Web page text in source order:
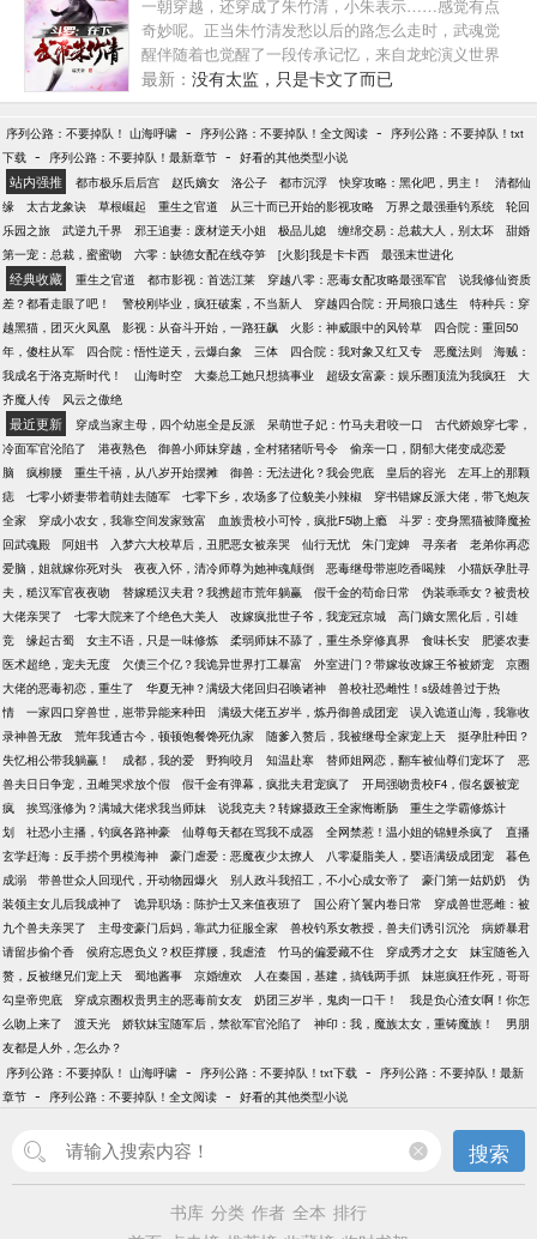
什么多年后再次复合？” 陆先生侧头看着陆太太，温柔
缱绻：“因为.....此之后都是她。” 【关于溺爱】 复婚后
不久，陆太太勾着陆先生的脖子，一脸委屈状：“他们
说当初是我抢了大堂姐的婚事，还说你当年是因为有
了孩子才跟我结婚的！” 陆先生在她脸上亲了口：“心
肝儿，乖，别听他们乱说。” 次日，捏造谣言的媒体一
夜间消失无踪。 【读书指南】 小三之类乱七八糟生
物，有萌宝。 勿与现实中任何人物场景对号入座。 喜
请绕道，勿喷。 。 简介无能，请移步正文，喜欢请加
入收藏，么么哒！ 友情推荐：系列文【早安，顾太
太】，【你好，南先生】
元郎是她指点天下的笔。威武高大的战神将军是她所
向披靡的刀。??终于，大权在握，君临天下。她生来
尊贵，从不是任何人的配角。???女帝文，爽文，有感
情线，有孩子，但男的都没有名分。
一朝穿越，还穿成了朱竹清，小朱表示……感觉有点
奇妙呢。正当朱竹清发愁以后的路怎么走时，武魂觉
醒伴随着也觉醒了一段传承记忆，来自龙蛇演义世界
里的武道宗师唐紫尘的传承记忆。朱竹清：“这还修什
么魂师等级，练国术！争取以后让人也叫咱一声朱无
敌”……多年以后，天使神千仞雪，罗刹神比比东，修
罗神唐三三神混战时，混入了一个凡人女。朱竹清态
度和善，举止有礼貌，拱手向三人行礼：“站在你们面
前的是新国度大明帝国女帝，武帝阁阁主，唐紫尘的
唐门门主，形意拳传人，武道宗师朱竹清朱无敌是
也，我只想把你们打死，或者被你们打死！”三
神：“？？？”【不站唐三，也不站武魂殿】【不刻意针
对原着人物】【主角一心只有武道，伴侣可能有】
【另外私设很多！】
最新： 没有太监，只是卡文了而已
序列公路：不要掉队！ 山海呼啸 - 序列公路：不要掉队！全文阅读 -
序列公路：不要掉队！txt
下载 - 序列公路：不要掉队！最新章节 - 好看的其他类型小说
站内强推 都市极乐后后宫 赵氏嫡女 洛公子 都市沉浮 快穿攻略：黑化吧，男主！
清都仙
缘
太古龙象诀 草根崛起 重生之官道 从三十而已开始的影视攻略 万界之最强垂钓系统
轮回
乐园之旅
武逆九千界 邪王追妻：废材逆天小姐 极品儿媳 缠绵交易：总裁大人，别太坏
甜婚
第一宠：总裁，蜜蜜吻
六零：缺德女配在线夺笋 [火影]我是卡卡西 最强末世进化
经典收藏 重生之官道 都市影视：首选江莱 穿越八零：恶毒女配攻略最强军官
说我修仙资质
差？都看走眼了吧！
警校刚毕业，疯狂破案，不当新人 穿越四合院：开局狼口逃生
特种兵：穿
越黑猫，团灭火凤凰
影视：从奋斗开始，一路狂飙 火影：神威眼中的风铃草
四合院：重回50
年，傻柱从军
四合院：悟性逆天，云爆白象 三体 四合院：我对象又红又专 恶魔法则
海贼：
我成名于洛克斯时代！
山海时空 大秦总工她只想搞事业 超级女富豪：娱乐圈顶流为我疯狂
大
齐魔人传
风云之傲绝
最近更新 穿成当家主母，四个幼崽全是反派 呆萌世子妃：竹马夫君咬一口
古代娇娘穿七零，
冷面军官沦陷了
港夜熟色 御兽小师妹穿越，全村猪猪听号令
偷亲一口，阴郁大佬变成恋爱
脑
疯柳腰 重生千禧，从八岁开始摆摊 御兽：无法进化？我会兜底 皇后的容光
左耳上的那颗
痣
七零小娇妻带着萌娃去随军 七零下乡，农场多了位貌美小辣椒
穿书错嫁反派大佬，带飞炮灰
全家
穿成小农女，我靠空间发家致富 血族贵校小可怜，疯批F5吻上瘾
斗罗：变身黑猫被降魔捡
回武魂殿
阿姐书 入梦六大校草后，丑肥恶女被亲哭 仙行无忧 朱门宠婢 寻亲者
老弟你再恋
爱脑，姐就嫁你死对头
夜夜入怀，清冷师尊为她神魂颠倒 恶毒继母带崽吃香喝辣
小猫妖孕肚寻
夫，糙汉军官夜夜吻
替嫁糙汉夫君？我携超市荒年躺赢 假千金的苟命日常
伪装乖乖女？被贵校
大佬亲哭了
七零大院来了个绝色大美人 改嫁疯批世子爷，我宠冠京城
高门嫡女黑化后，引雄
竞
缘起古蜀 女主不语，只是一味修炼 柔弱师妹不舔了，重生杀穿修真界 食味长安
肥婆农妻
医术超绝，宠夫无度
欠债三个亿？我诡异世界打工暴富 外室进门？带嫁妆改嫁王爷被娇宠
京圈
大佬的恶毒初恋，重生了
华夏无神？满级大佬回归召唤诸神
兽校社恐雌性！s级雄兽过于热
情
一家四口穿兽世，崽带异能来种田 满级大佬五岁半，炼丹御兽成团宠
误入诡道山海，我靠收
录神兽无敌
荒年我通古今，顿顿饱餐馋死仇家 随爹入赘后，我被继母全家宠上天
挺孕肚种田？
失忆相公带我躺赢！
成都，我的爱 野狗咬月 知温赴寒 替师姐网恋，翻车被仙尊们宠坏了
恶
兽夫日日争宠，丑雌哭求放个假
假千金有弹幕，疯批夫君宠疯了
开局强吻贵校F4，假名媛被宠
疯
挨骂涨修为？满城大佬求我当师妹 说我克夫？转嫁摄政王全家悔断肠
重生之学霸修炼计
划
社恐小主播，钓疯各路神豪 仙尊每天都在骂我不成器 全网禁惹！温小姐的锦鲤杀疯了
直播
玄学赶海：反手捞个男模海神
豪门虐爱：恶魔夜少太撩人 八零凝脂美人，婴语满级成团宠
暮色
成溺
带兽世众人回现代，开动物园爆火 别人政斗我招工，不小心成女帝了 豪门第一姑奶奶
伪
装领主女儿后我成神了
诡异职场：陈护士又来值夜班了 国公府丫鬟内卷日常
穿成兽世恶雌：被
九个兽夫亲哭了
主母变豪门后妈，靠武力征服全家 兽校钓系女教授，兽夫们诱引沉沦
病娇暴君
请留步偷个香
侯府忘恩负义？权臣撑腰，我虐渣 竹马的偏爱藏不住 穿成秀才之女
妹宝随爸入
赘，反被继兄们宠上天
蜀地酱事 京婚缠欢 人在秦国，基建，搞钱两手抓
妹崽疯狂作死，哥哥
勾皇帝兜底
穿成京圈权贵男主的恶毒前女友 奶团三岁半，鬼肉一口干！
我是负心渣女啊！你怎
么吻上来了
渡天光 娇软妹宝随军后，禁欲军官沦陷了 神印：我，魔族太女，重铸魔族！
男朋
友都是人外，怎么办？
序列公路：不要掉队！ 山海呼啸 - 序列公路：不要掉队！txt下载 -
序列公路：不要掉队！最新
章节 - 序列公路：不要掉队！全文阅读 - 好看的其他类型小说
搜索
书库 分类 作者 全本 排行